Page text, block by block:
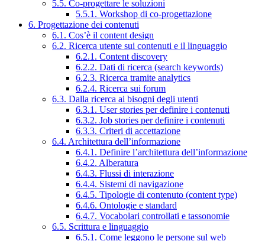
5.5. Co-progettare le soluzioni
5.5.1. Workshop di co-progettazione
6. Progettazione dei contenuti
6.1. Cos’è il content design
6.2. Ricerca utente sui contenuti e il linguaggio
6.2.1. Content discovery
6.2.2. Dati di ricerca (search keywords)
6.2.3. Ricerca tramite analytics
6.2.4. Ricerca sui forum
6.3. Dalla ricerca ai bisogni degli utenti
6.3.1. User stories per definire i contenuti
6.3.2. Job stories per definire i contenuti
6.3.3. Criteri di accettazione
6.4. Architettura dell’informazione
6.4.1. Definire l’architettura dell’informazione
6.4.2. Alberatura
6.4.3. Flussi di interazione
6.4.4. Sistemi di navigazione
6.4.5. Tipologie di contenuto (content type)
6.4.6. Ontologie e standard
6.4.7. Vocabolari controllati e tassonomie
6.5. Scrittura e linguaggio
6.5.1. Come leggono le persone sul web